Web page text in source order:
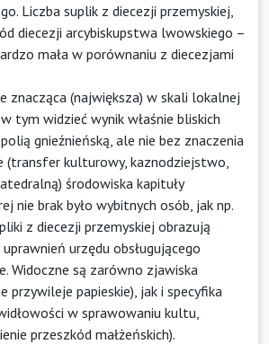
Liczba suplik z diecezji przemyskiej,
diecezji arcybiskupstwa lwowskiego –
mała w porównaniu z diecezjami
znacząca (największa) w skali lokalnej
tym widzieć wynik właśnie bliskich
gnieźnieńską, ale nie bez znaczenia
(transfer kulturowy, kaznodziejstwo,
środowiska kapituły
nie brak było wybitnych osób, jak np.
z diecezji przemyskiej obrazują
urzędu obsługującego
Widoczne są zarówno zjawiska
przywileje papieskie), jak i specyfika
w sprawowaniu kultu,
przeszkód małżeńskich).